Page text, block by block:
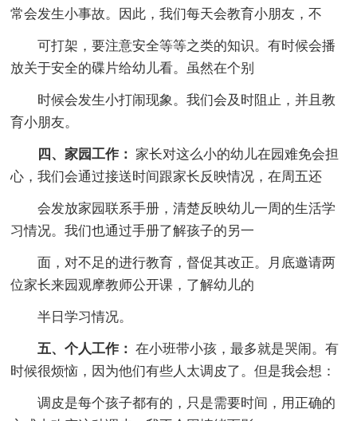
常会发生小事故。因此，我们每天会教育小朋友，不
可打架，要注意安全等等之类的知识。有时候会播
放关于安全的碟片给幼儿看。虽然在个别
时候会发生小打闹现象。我们会及时阻止，并且教
育小朋友。
四、家园工作： 家长对这么小的幼儿在园难免会担
心，我们会通过接送时间跟家长反映情况，在周五还
会发放家园联系手册，清楚反映幼儿一周的生活学
习情况。我们也通过手册了解孩子的另一
面，对不足的进行教育，督促其改正。月底邀请两
位家长来园观摩教师公开课，了解幼儿的
半日学习情况。
五、个人工作： 在小班带小孩，最多就是哭闹。有
时候很烦恼，因为他们有些人太调皮了。但是我会想：
调皮是每个孩子都有的，只是需要时间，用正确的